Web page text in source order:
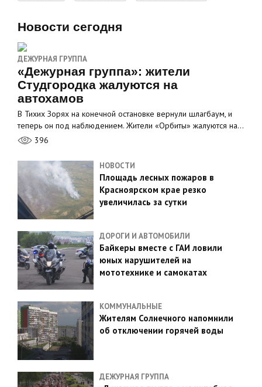
Новости сегодня
ДЕЖУРНАЯ ГРУППА
«Дежурная группа»: жители
Студгородка жалуются на
автохамов
В Тихих Зорях на конечной остановке вернули шлагбаум, и
теперь он под наблюдением. Жители «Орбиты» жалуются на…
396
НОВОСТИ
Площадь лесных пожаров в
Красноярском крае резко
увеличилась за сутки
ДОРОГИ И АВТОМОБИЛИ
Байкеры вместе с ГАИ ловили
юных нарушителей на
мототехнике и самокатах
КОММУНАЛЬНЫЕ
Жителям Солнечного напомнили
об отключении горячей воды
ДЕЖУРНАЯ ГРУППА